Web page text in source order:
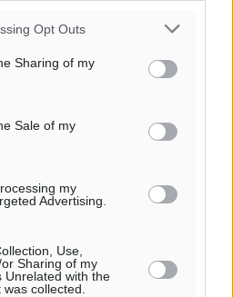
Opt Outs
Sharing of my
Sale of my
my
Advertising.
Use,
Sharing of my
Unrelated with the
collected.